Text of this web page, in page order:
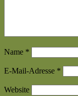
Name *
E-Mail-Adresse *
Website